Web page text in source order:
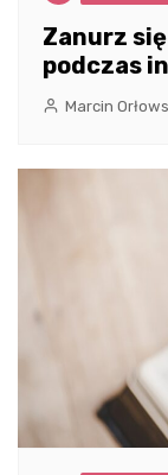
Zanurz
podczas
Marcin